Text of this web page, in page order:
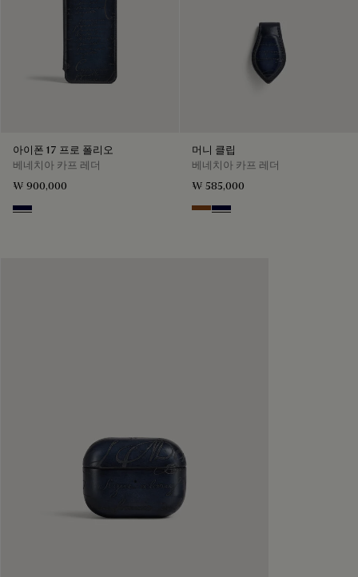
아이폰 17 프로 폴리오
베네치아 카프 레더
₩ 900,000
Nero Blu
머니 클립
베네치아 카프 레더
₩ 585,000
Cacao Intenso
Nero Blu